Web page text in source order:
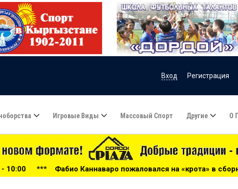
Вход Регистрация
Игровые Виды Массовый Спорт Другие О
пожаловался на «крота» в сборной Узбекистана - 09:55